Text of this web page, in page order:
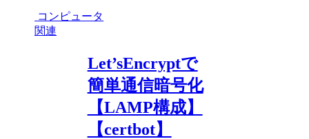
コンピュータ
関連
Let’sEncryptで
簡単通信暗号化
【LAMP構成】
【certbot】